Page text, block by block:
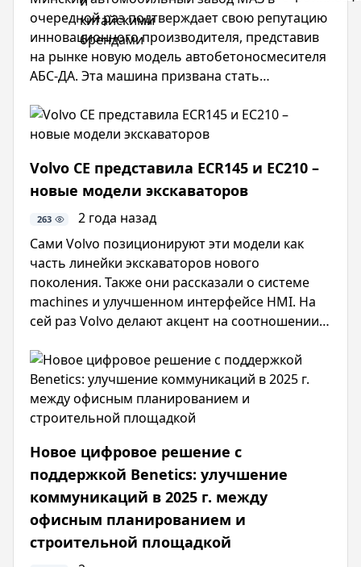
с
японскими
и
китайскими
брендами
2025
очередной раз подтверждает свою репутацию
инновационного производителя, представив
на рынке новую модель автобетоносмесителя
АБС-ДА. Эта машина призвана стать
транспортировки бетонных смесей,
объединяя в себе передовые технологии и
Volvo CE представила ECR145 и EC210 –
новые модели экскаваторов
263
2 года назад
Сами Volvo позиционируют эти модели как
часть линейки экскаваторов нового
поколения. Также они рассказали о системе
machines и улучшенном интерфейсе HMI. На
сей раз Volvo делают акцент на соотношении
образом, чтобы был меньший расход топлива
и большая валовая мощность.
Новое цифровое решение с
поддержкой Benetics: улучшение
коммуникаций в 2025 г. между
офисным планированием и
строительной площадкой